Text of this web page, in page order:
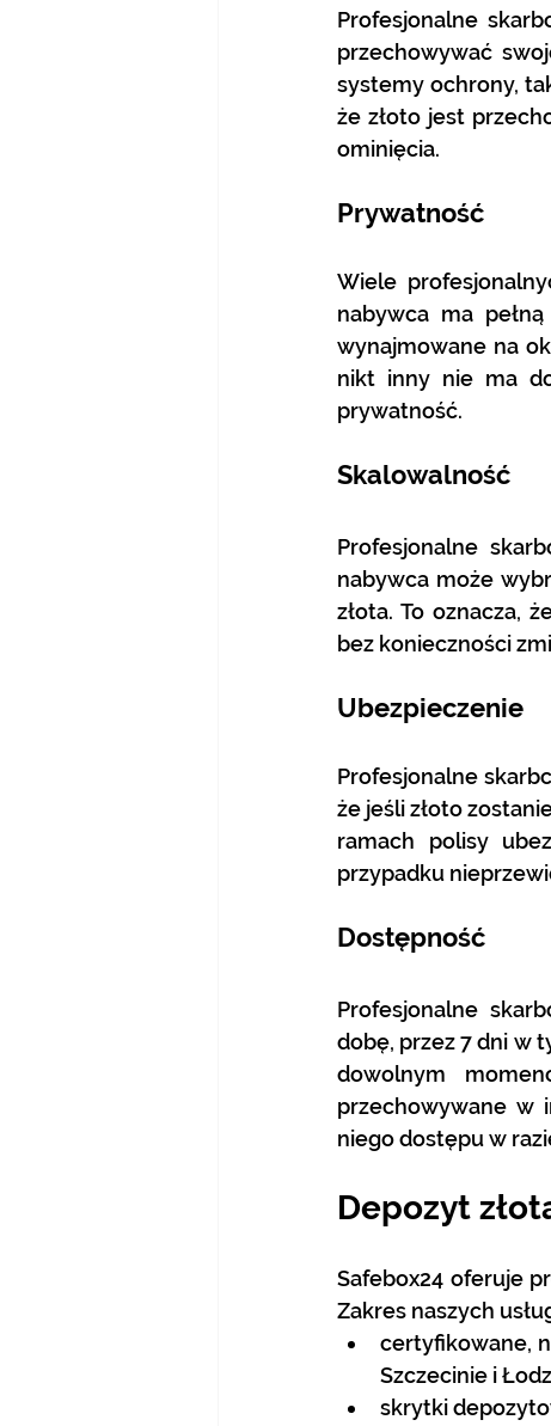
Profesjonalne
przechowywać
systemy ochrony,
że złoto jest
ominięcia.
Prywatność
Wiele
nabywca ma
wynajmowane na
nikt inny nie ma
prywatność.
Skalowalność
Profesjonalne
nabywca może
złota. To oznacza,
bez konieczności
Ubezpieczenie
Profesjonalne
że ​​jeśli złoto
ramach polisy
przypadku
Dostępność
Profesjonalne
dobę, przez 7 dni w
dowolnym
przechowywane w
niego dostępu w
Depozyt
Safebox24 oferuje
Zakres naszych
certyfikowane,
Szczecinie i
skrytki